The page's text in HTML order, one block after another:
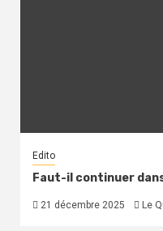
Edito
Faut-il continuer
21 décembre 2025 Le